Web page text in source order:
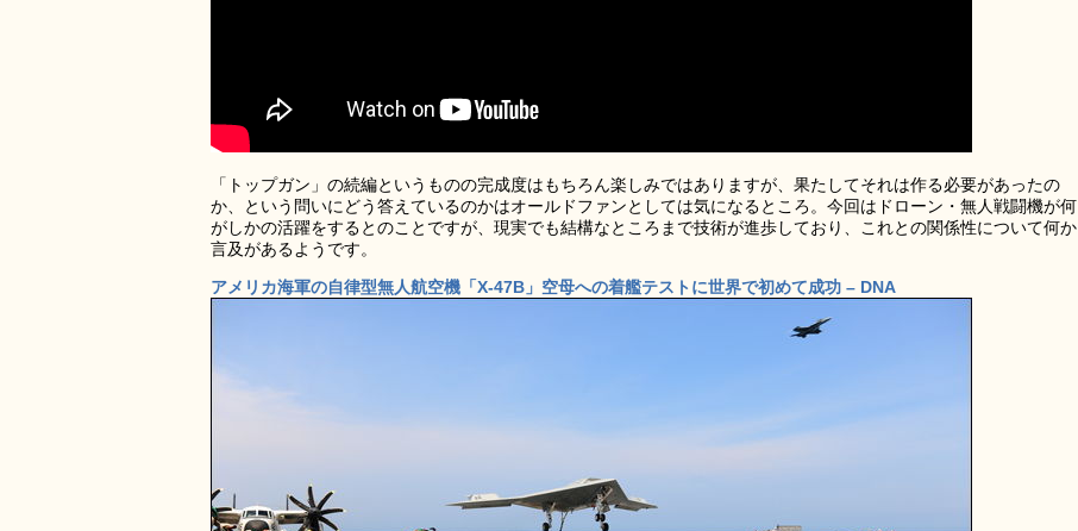
「トップガン」の続編というものの完成度はもちろん楽しみではありますが、果たしてそれは作る必要があったの
か、という問いにどう答えているのかはオールドファンとしては気になるところ。今回はドローン・無人戦闘機が何
がしかの活躍をするとのことですが、現実でも結構なところまで技術が進歩しており、これとの関係性について何か
言及があるようです。
アメリカ海軍の自律型無人航空機「X-47B」空母への着艦テストに世界で初めて成功 – DNA